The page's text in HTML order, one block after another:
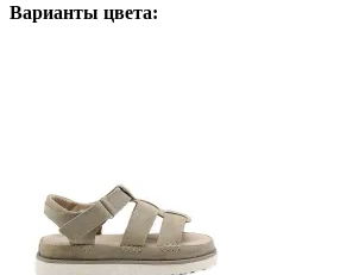
Варианты цвета: